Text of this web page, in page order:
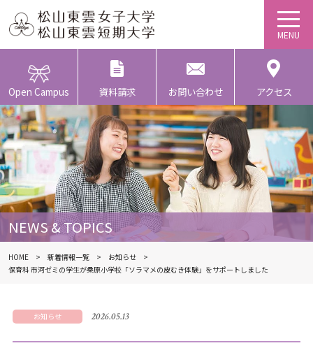
Open Campus 資料請求 お問い合わせ アクセス
NEWS & TOPICS
HOME 新着情報一覧
お知らせ
保育科 市河ゼミの学生が桑原小学校「ソラマメの皮むき体験」をサポートしました
お知らせ 2026.05.13